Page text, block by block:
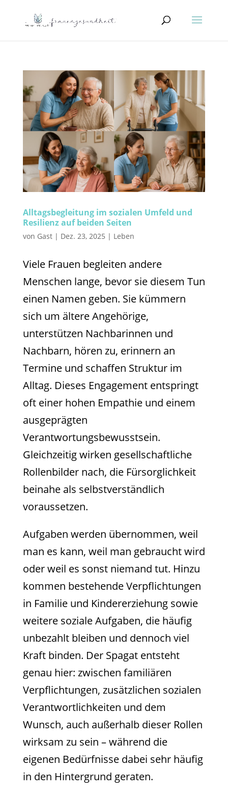
Alltagsbegleitung im sozialen Umfeld und
Resilienz auf beiden Seiten
von Gast| Dez. 23, 2025 | Leben
Viele Frauen begleiten andere
Menschen lange, bevor sie diesem Tun
einen Namen geben. Sie kümmern
sich um ältere Angehörige,
unterstützen Nachbarinnen und
Nachbarn, hören zu, erinnern an
Termine und schaffen Struktur im
Alltag. Dieses Engagement entspringt
oft einer hohen Empathie und einem
ausgeprägten
Verantwortungsbewusstsein.
Gleichzeitig wirken gesellschaftliche
Rollenbilder nach, die Fürsorglichkeit
beinahe als selbstverständlich
voraussetzen.
Aufgaben werden übernommen, weil
man es kann, weil man gebraucht wird
oder weil es sonst niemand tut. Hinzu
kommen bestehende Verpflichtungen
in Familie und Kindererziehung sowie
weitere soziale Aufgaben, die häufig
unbezahlt bleiben und dennoch viel
Kraft binden. Der Spagat entsteht
genau hier: zwischen familiären
Verpflichtungen, zusätzlichen sozialen
Verantwortlichkeiten und dem
Wunsch, auch außerhalb dieser Rollen
wirksam zu sein – während die
eigenen Bedürfnisse dabei sehr häufig
in den Hintergrund geraten.